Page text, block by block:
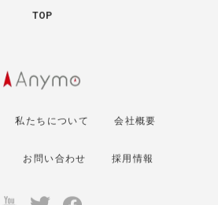
TOP
私たちについて 会社概要
お問い合わせ 採用情報